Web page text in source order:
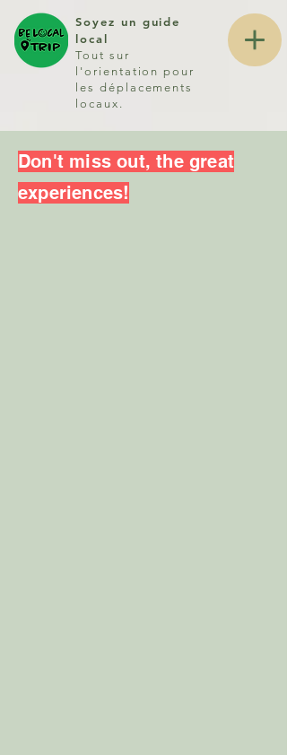
Soyez un guide
local
Tout sur
l'orientation pour
les déplacements
locaux.
Don't miss out, the great
experiences!